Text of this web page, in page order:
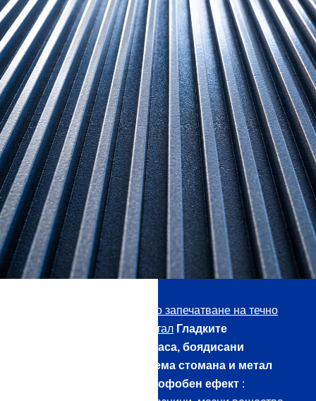
Професионално запечатване на течно
стъкло за пластмаса и метал Гладките
повърхности от пластмаса, боядисани
повърхности, неръждаема стомана и метал
имат хидрофобен и олеофобен ефект :